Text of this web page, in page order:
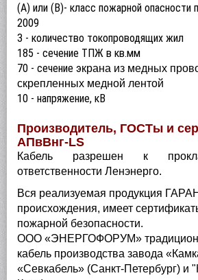
(А) или (В)- класс пожарной опасности
2009
3 - количество токопроводящих жил
185 - сечение ТПЖ в кв.мм
70 - сечение экрана из медных
скрепленных медной лентой
10 - напряжение, кВ
Производитель, ГОСТы и
АПвВнг-LS
Кабель разрешен к
ответственности Ленэнерго.
Вся реализуемая продукция
происхождения, имеет
пожарной безопасности.
ООО «ЭНЕРГОФОРУМ»
кабель производства завода
«Севкабель» (Санкт-Петербург) и